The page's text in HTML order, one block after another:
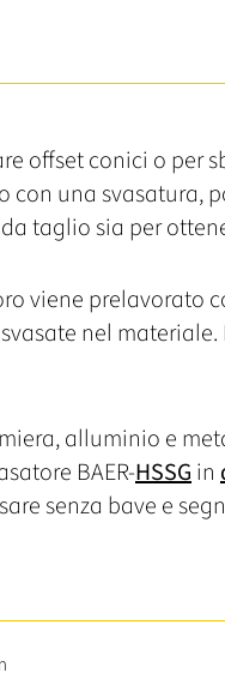
offset conici o per
con una svasatura,
taglio sia per
viene prelavorato
nel
alluminio e
BAER-HSSGin
senza bave e